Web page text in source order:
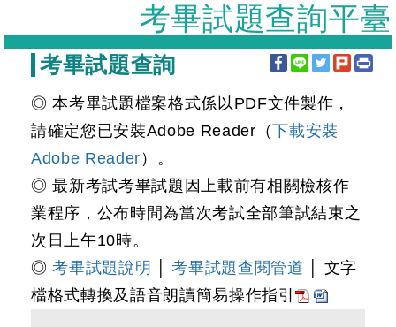
考畢試題查詢平臺
考畢試題查詢
◎ 本考畢試題檔案格式係以PDF文件製作，
請確定您已安裝Adobe Reader（下載安裝
Adobe Reader ）。
◎ 最新考試考畢試題因上載前有相關檢核作
業程序，公布時間為當次考試全部筆試結束之
次日上午10時。
◎考畢試題說明 │考畢試題查閱管道 │ 文字
檔格式轉換及語音朗讀簡易操作指引